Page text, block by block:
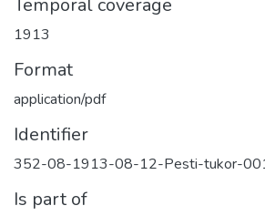
1913
Format
application/pdf
Identifier
352-08-1913-08-12-Pesti-tukor-
Is part of